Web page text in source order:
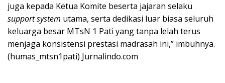
juga kepada Ketua Komite beserta jajaran selaku
support system utama, serta dedikasi luar biasa seluruh
keluarga besar MTsN 1 Pati yang tanpa lelah terus
menjaga konsistensi prestasi madrasah ini,” imbuhnya.
(humas_mtsn1pati) Jurnalindo.com